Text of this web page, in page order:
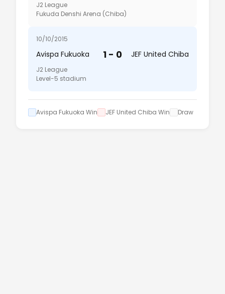
J2 League
Fukuda Denshi Arena (Chiba)
10/10/2015
Avispa Fukuoka 1 - 0 JEF United Chiba
J2 League
Level-5 stadium
Avispa Fukuoka Win JEF United Chiba Win Draw